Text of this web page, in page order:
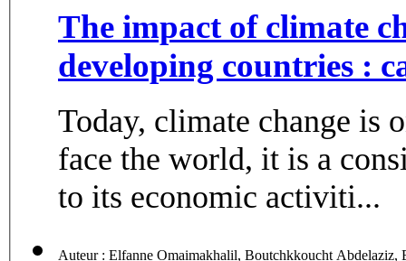
The impact of climate
developing countries :
Today, climate change is
face the world, it is a
to its economic activiti...